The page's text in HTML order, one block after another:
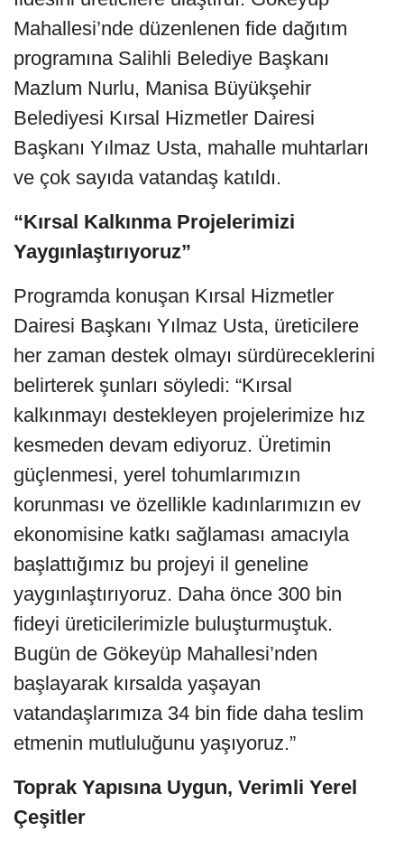
Mahallesi’nde düzenlenen fide dağıtım
programına Salihli Belediye Başkanı
Mazlum Nurlu, Manisa Büyükşehir
Belediyesi Kırsal Hizmetler Dairesi
Başkanı Yılmaz Usta, mahalle muhtarları
ve çok sayıda vatandaş katıldı.
“Kırsal Kalkınma Projelerimizi
Yaygınlaştırıyoruz”
Programda konuşan Kırsal Hizmetler
Dairesi Başkanı Yılmaz Usta, üreticilere
her zaman destek olmayı sürdüreceklerini
belirterek şunları söyledi: “Kırsal
kalkınmayı destekleyen projelerimize hız
kesmeden devam ediyoruz. Üretimin
güçlenmesi, yerel tohumlarımızın
korunması ve özellikle kadınlarımızın ev
ekonomisine katkı sağlaması amacıyla
başlattığımız bu projeyi il geneline
yaygınlaştırıyoruz. Daha önce 300 bin
fideyi üreticilerimizle buluşturmuştuk.
Bugün de Gökeyüp Mahallesi’nden
başlayarak kırsalda yaşayan
vatandaşlarımıza 34 bin fide daha teslim
etmenin mutluluğunu yaşıyoruz.”
Toprak Yapısına Uygun, Verimli Yerel
Çeşitler